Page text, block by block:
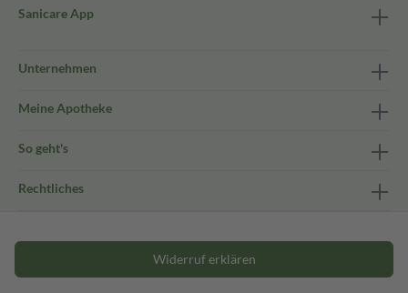
Sanicare App
Unternehmen
Meine Apotheke
So geht's
Rechtliches
Widerruf erklären